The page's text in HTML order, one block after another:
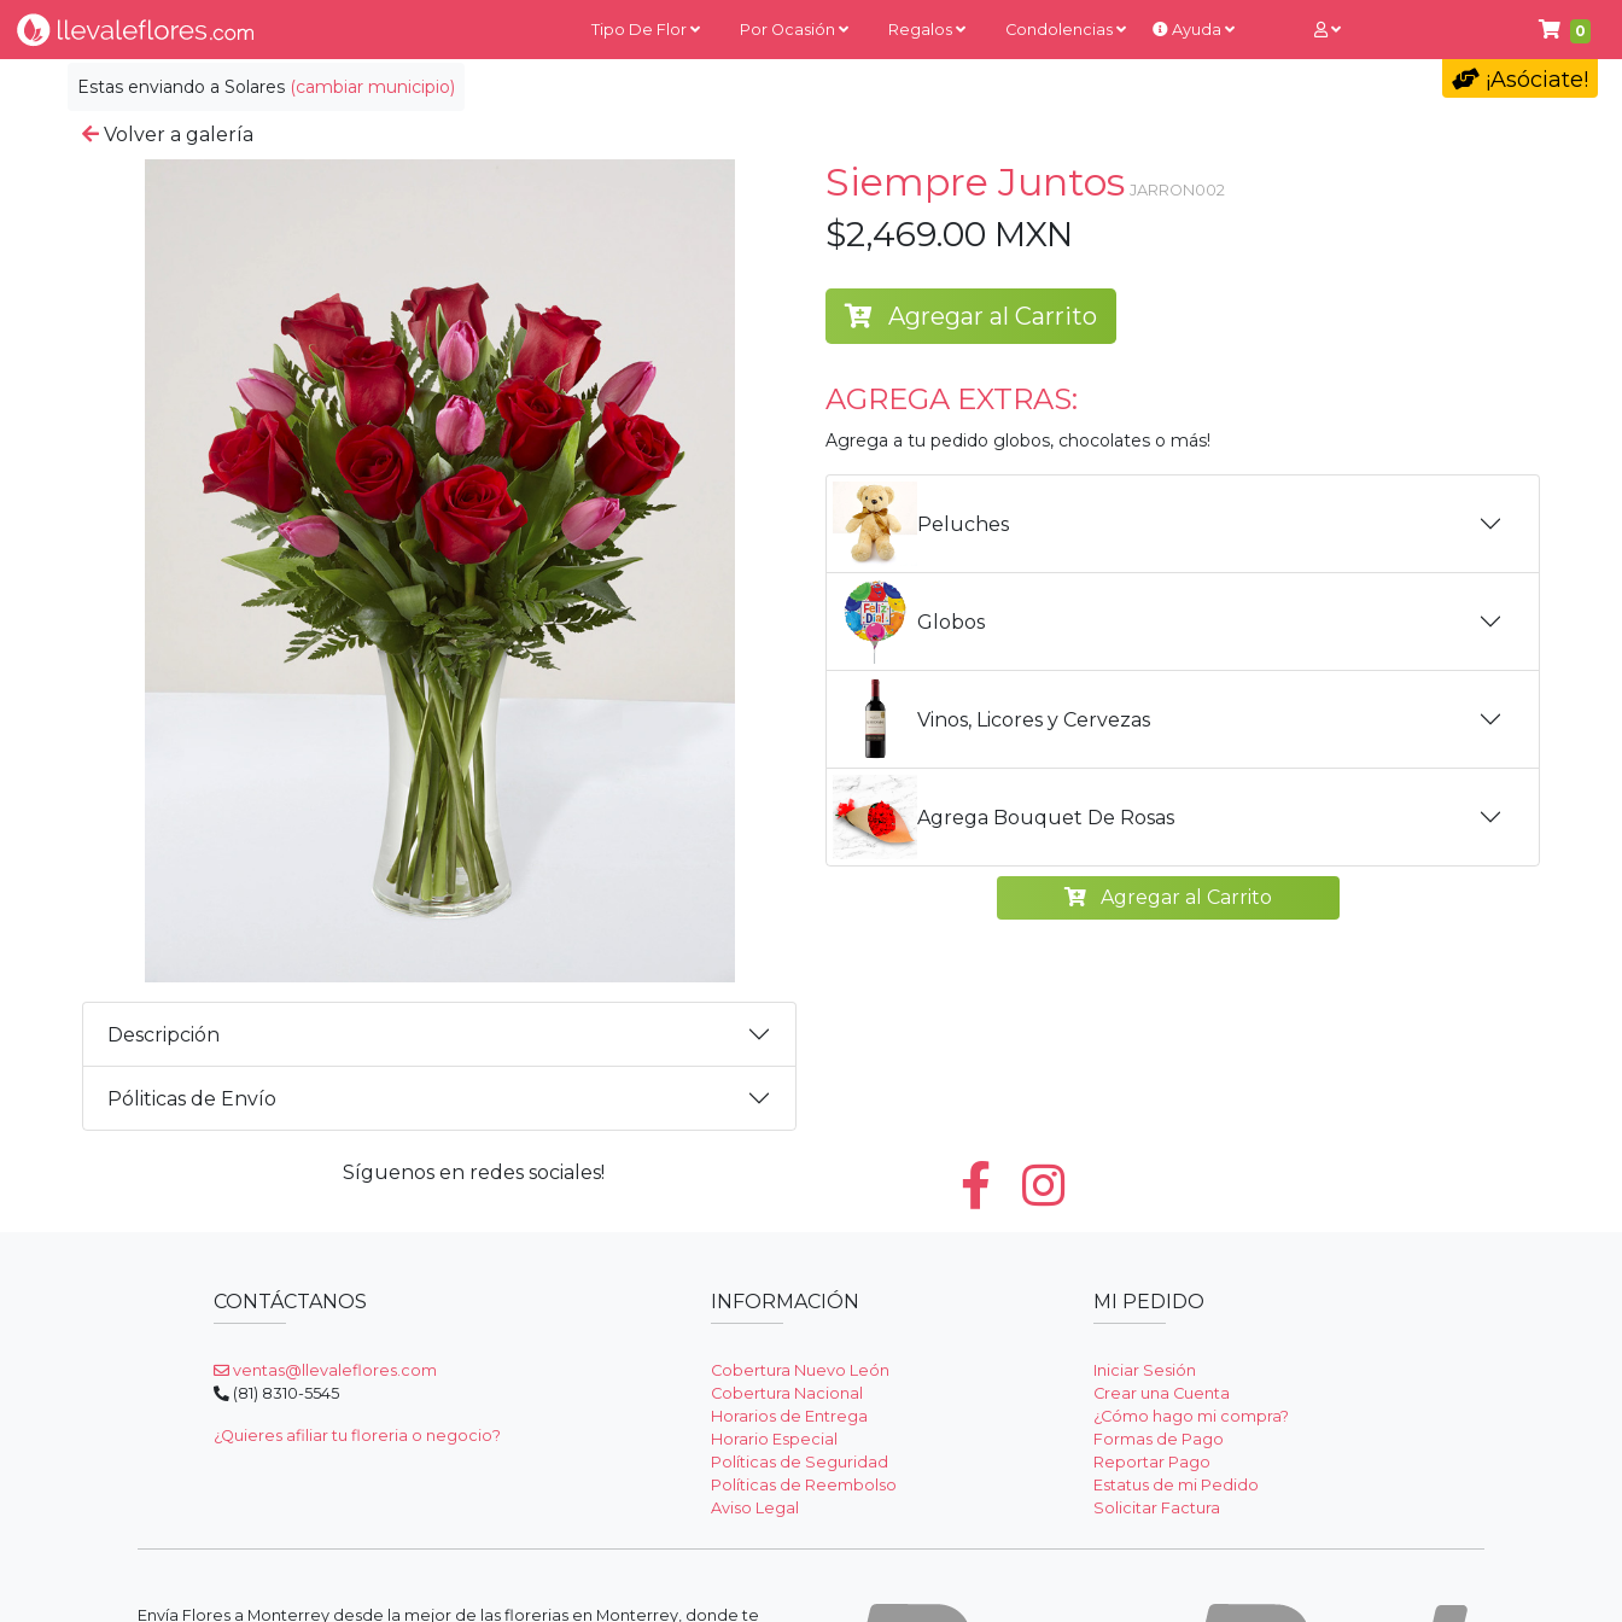
0
Estas enviando a Solares (cambiar municipio)
Tipo De Flor Por Ocasión Regalos Condolencias Ayuda
¡Asóciate!
Volver a galería
Descripción
Póliticas de Envío
Siempre Juntos JARRON002
$2,469.00 MXN
Agregar al Carrito
AGREGA EXTRAS:
Agrega a tu pedido globos, chocolates o más!
Peluches
Globos
Vinos, Licores y Cervezas
Agrega Bouquet De Rosas
Agregar al Carrito
Síguenos en redes sociales!
CONTÁCTANOS
ventas@llevaleflores.com
(81) 8310-5545
¿Quieres afiliar tu floreria o negocio?
INFORMACIÓN
Cobertura Nuevo León
Cobertura Nacional
Horarios de Entrega
Horario Especial
Políticas de Seguridad
Políticas de Reembolso
Aviso Legal
MI PEDIDO
Iniciar Sesión
Crear una Cuenta
¿Cómo hago mi compra?
Formas de Pago
Reportar Pago
Estatus de mi Pedido
Solicitar Factura
Envía Flores a Monterrey desde la mejor de las florerias en Monterrey, donde te